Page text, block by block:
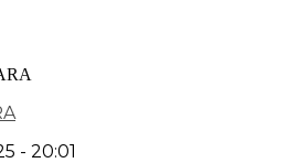
- 20:01